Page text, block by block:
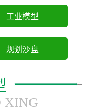
工业模型
规划沙盘
XING